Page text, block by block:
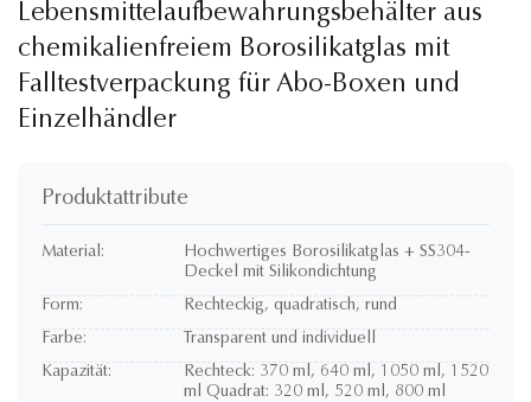
Lebensmittelaufbewahrungsbehälter aus
chemikalienfreiem Borosilikatglas mit
Falltestverpackung für Abo-Boxen und
Einzelhändler
Produktattribute
Material:
Hochwertiges Borosilikatglas + SS304-
Deckel mit Silikondichtung
Form:
Rechteckig, quadratisch, rund
Farbe:
Transparent und individuell
Kapazität:
Rechteck: 370 ml, 640 ml, 1050 ml, 1520
ml Quadrat: 320 ml, 520 ml, 800 ml